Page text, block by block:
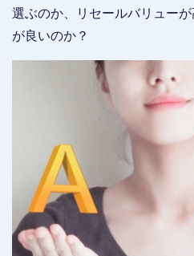
選ぶのか、リセールバリュー
が良いのか？